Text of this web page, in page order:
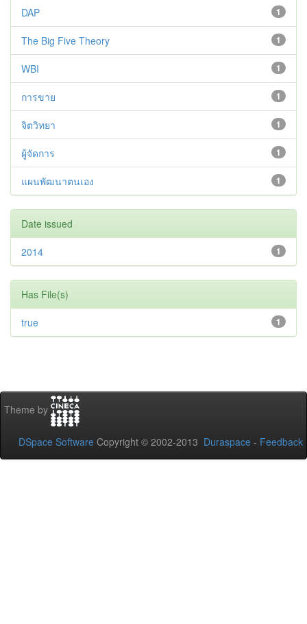
1
DAP
1
The Big Five Theory
1
WBI
1
การขาย
1
จิตวิทยา
1
ผู้จัดการ
1
แผนพัฒนาตนเอง
Date issued
1
2014
Has File(s)
1
true
Theme by
DSpace Software Copyright © 2002-2013 Duraspace - Feedback